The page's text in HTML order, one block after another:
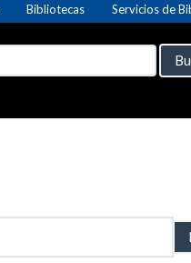
Bibliotecas Servicios de